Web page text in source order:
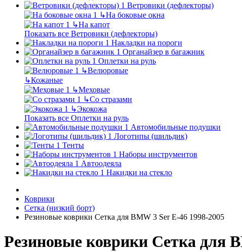
Ветровики (дефлекторы)
↳На боковые окна
↳На капот
Показать все Ветровики (дефлекторы)
Накладки на пороги
Органайзер в багажник
Оплетки на руль
↳Велюровые
↳Кожаные
↳Меховые
↳Со стразами
↳Экокожа
Показать все Оплетки на руль
Автомобильные подушки
Логотипы (шильдик)
Тенты
Наборы инструментов
Автоодеяла
Накидки на стекло
Коврики
Сетка (низкий борт)
Резиновые коврики Сетка для BMW 3 Ser E-46 1998-2005
Резиновые коврики Сетка для